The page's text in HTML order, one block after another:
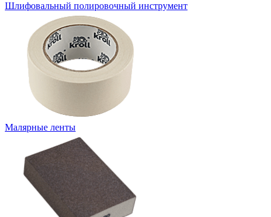
Шлифовальный полировочный инструмент
Малярные ленты